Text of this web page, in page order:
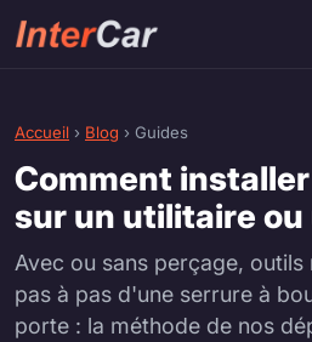
Accueil › Blog › Guides
Comment
sur un utilitaire
Avec ou sans perçage, outils
pas à pas d'une serrure à
porte : la méthode de nos